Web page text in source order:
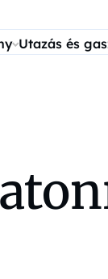
Utazás és